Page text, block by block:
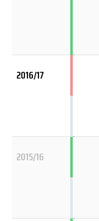
2016/17
2015/16